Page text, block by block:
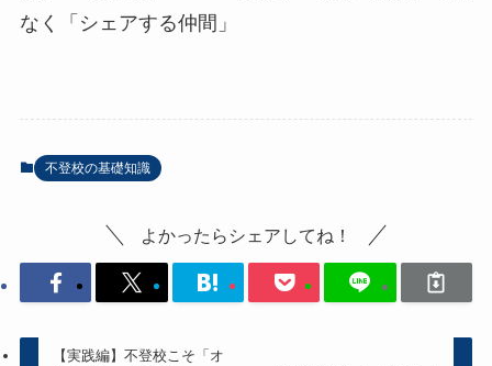
なく「シェアする仲間」
不登校の基礎知識
よかったらシェアしてね！
【実践編】不登校こそ「オ